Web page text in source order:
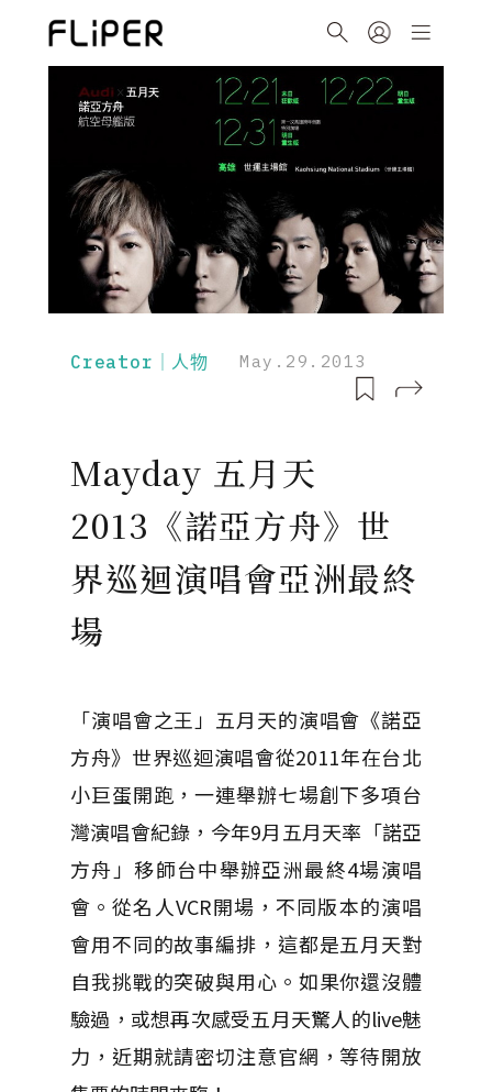
Creator｜人物 May.29.2013
Mayday 五月天
2013《諾亞方舟》世
界巡迴演唱會亞洲最終
場
「演唱會之王」五月天的演唱會《諾亞
方舟》世界巡迴演唱會從2011年在台北
小巨蛋開跑，一連舉辦七場創下多項台
灣演唱會紀錄，今年9月五月天率「諾亞
方舟」移師台中舉辦亞洲最終4場演唱
會。從名人VCR開場，不同版本的演唱
會用不同的故事編排，這都是五月天對
自我挑戰的突破與用心。如果你還沒體
驗過，或想再次感受五月天驚人的live魅
力，近期就請密切注意官網，等待開放